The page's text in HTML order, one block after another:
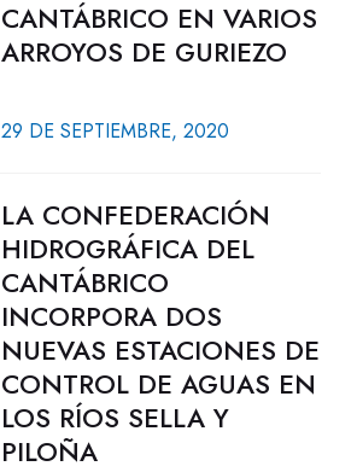
CANTÁBRICO EN VARIOS
ARROYOS DE GURIEZO
29 DE SEPTIEMBRE, 2020
LA CONFEDERACIÓN
HIDROGRÁFICA DEL
CANTÁBRICO
INCORPORA DOS
NUEVAS ESTACIONES DE
CONTROL DE AGUAS EN
LOS RÍOS SELLA Y
PILOÑA